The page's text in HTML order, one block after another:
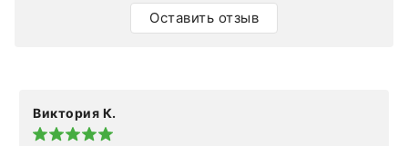
Оставить отзыв
Виктория К.